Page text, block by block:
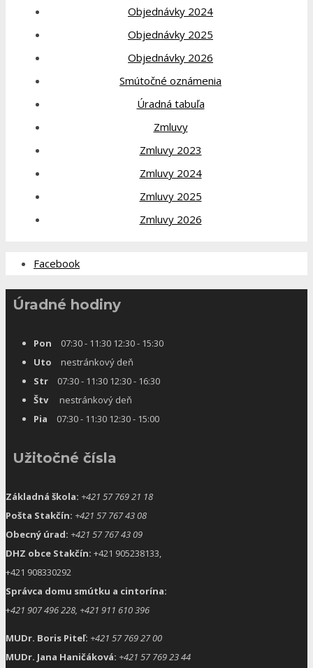
Objednávky 2024
Objednávky 2025
Objednávky 2026
Smútočné oznámenia
Úradná tabuľa
Zmluvy
Zmluvy 2023
Zmluvy 2024
Zmluvy 2025
Zmluvy 2026
Facebook
Úradné hodiny
Pon 07:30 - 11:30 12:30 - 15:30
Uto nestránkový deň
Str 07:30 - 11:30 12:30 - 16:30
Štvnestránkový deň
Pia 07:30 - 11:30 12:30 - 15:00
Užitočné čísla
Základná škola: +421 57 769 21 18
Pošta Stakčín: +421 57 767 43 08
Obecný úrad: +421 57 767 43 09
DHZ obce Stakčín: +421 905238133,
+421 908330292
Správca domu smútku a cintorína:
+421 907 496 228, +421 911 610 396
MUDr. Boris Piteľ: +421 57 769 27 00
MUDr. Jana Haničáková: +421 57 769 23 44